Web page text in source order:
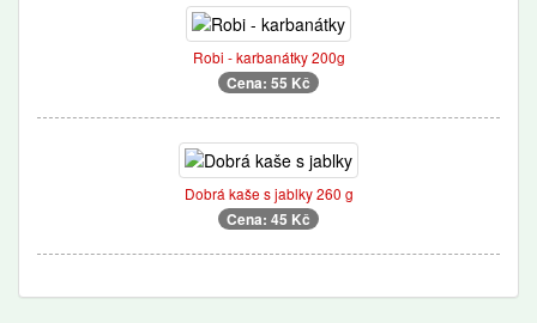
Robi - karbanátky 200g
Cena: 55 Kč
Dobrá kaše s jablky 260 g
Cena: 45 Kč